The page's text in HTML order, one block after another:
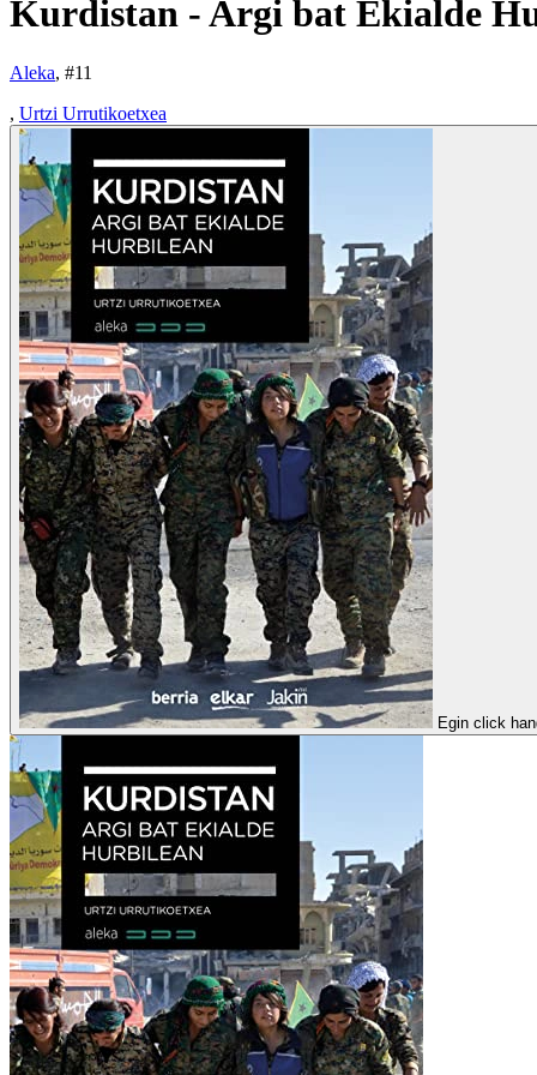
Kurdistan - Argi bat Ekialde
Aleka, #11
, Urtzi Urrutikoetxea
Egin click